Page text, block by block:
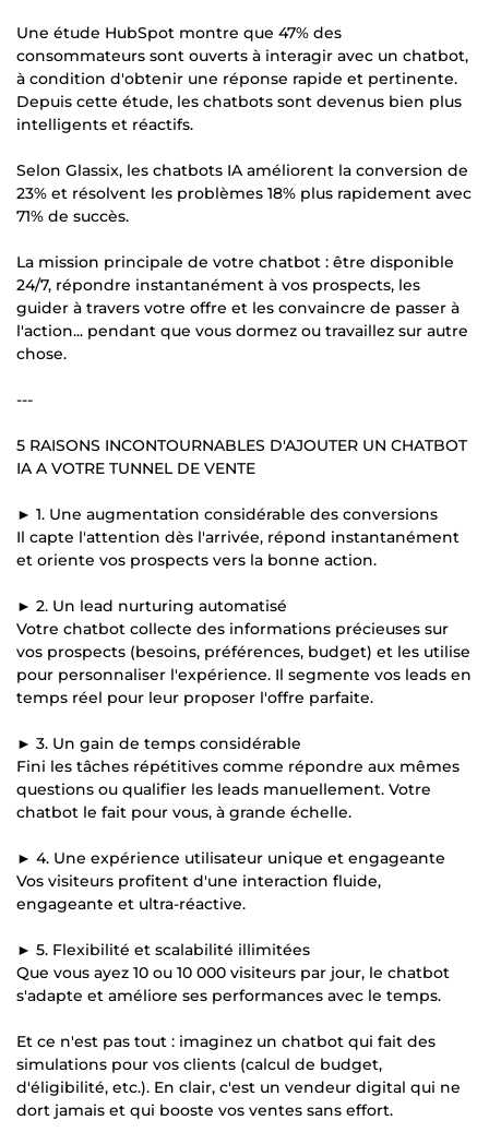
Une étude HubSpot montre que 47% des
consommateurs sont ouverts à interagir avec un chatbot,
à condition d'obtenir une réponse rapide et pertinente.
Depuis cette étude, les chatbots sont devenus bien plus
intelligents et réactifs.
Selon Glassix, les chatbots IA améliorent la conversion de
23% et résolvent les problèmes 18% plus rapidement avec
71% de succès.
La mission principale de votre chatbot : être disponible
24/7, répondre instantanément à vos prospects, les
guider à travers votre offre et les convaincre de passer à
l'action... pendant que vous dormez ou travaillez sur autre
chose.
---
5 RAISONS INCONTOURNABLES D'AJOUTER UN CHATBOT
IA A VOTRE TUNNEL DE VENTE
► 1. Une augmentation considérable des conversions
Il capte l'attention dès l'arrivée, répond instantanément
et oriente vos prospects vers la bonne action.
► 2. Un lead nurturing automatisé
Votre chatbot collecte des informations précieuses sur
vos prospects (besoins, préférences, budget) et les utilise
pour personnaliser l'expérience. Il segmente vos leads en
temps réel pour leur proposer l'offre parfaite.
► 3. Un gain de temps considérable
Fini les tâches répétitives comme répondre aux mêmes
questions ou qualifier les leads manuellement. Votre
chatbot le fait pour vous, à grande échelle.
► 4. Une expérience utilisateur unique et engageante
Vos visiteurs profitent d'une interaction fluide,
engageante et ultra-réactive.
► 5. Flexibilité et scalabilité illimitées
Que vous ayez 10 ou 10 000 visiteurs par jour, le chatbot
s'adapte et améliore ses performances avec le temps.
Et ce n'est pas tout : imaginez un chatbot qui fait des
simulations pour vos clients (calcul de budget,
d'éligibilité, etc.). En clair, c'est un vendeur digital qui ne
dort jamais et qui booste vos ventes sans effort.